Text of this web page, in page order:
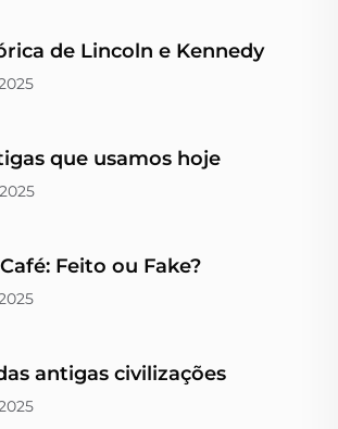
de Lincoln e Kennedy
que usamos hoje
Feito ou Fake?
antigas civilizações